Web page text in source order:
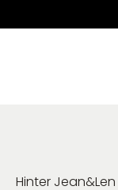
Hinter